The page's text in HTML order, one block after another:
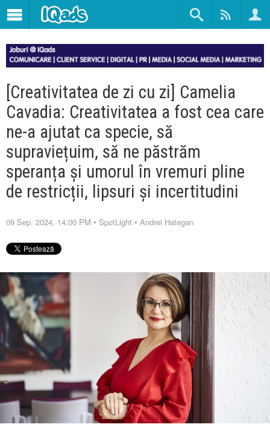
[Creativitatea de zi cu zi] Camelia
Cavadia: Creativitatea a fost cea care
ne-a ajutat ca specie, să
supraviețuim, să ne păstrăm
speranța și umorul în vremuri pline
de restricții, lipsuri și incertitudini
09 Sep. 2024, 14:00 PM • SpotLight • Andrei Hategan